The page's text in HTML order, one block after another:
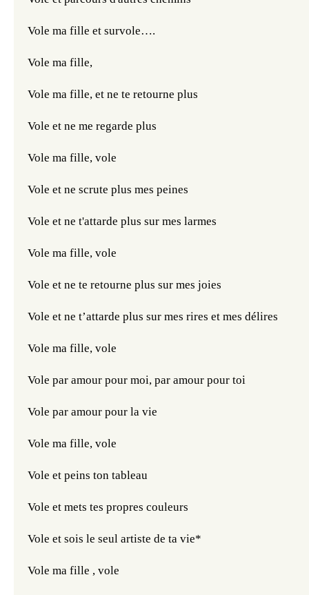
Vole ma fille et survole….
Vole ma fille,
Vole ma fille, et ne te retourne plus
Vole et ne me regarde plus
Vole ma fille, vole
Vole et ne scrute plus mes peines
Vole et ne t'attarde plus sur mes larmes
Vole ma fille, vole
Vole et ne te retourne plus sur mes joies
Vole et ne t’attarde plus sur mes rires et mes délires
Vole ma fille, vole
Vole par amour pour moi, par amour pour toi
Vole par amour pour la vie
Vole ma fille, vole
Vole et peins ton tableau
Vole et mets tes propres couleurs
Vole et sois le seul artiste de ta vie*
Vole ma fille , vole